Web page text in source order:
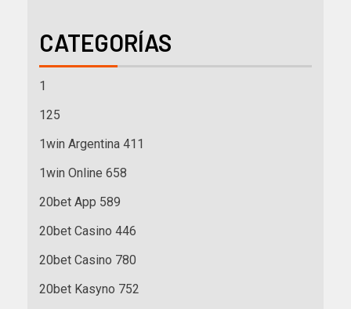
CATEGORÍAS
1
125
1win Argentina 411
1win Online 658
20bet App 589
20bet Casino 446
20bet Casino 780
20bet Kasyno 752